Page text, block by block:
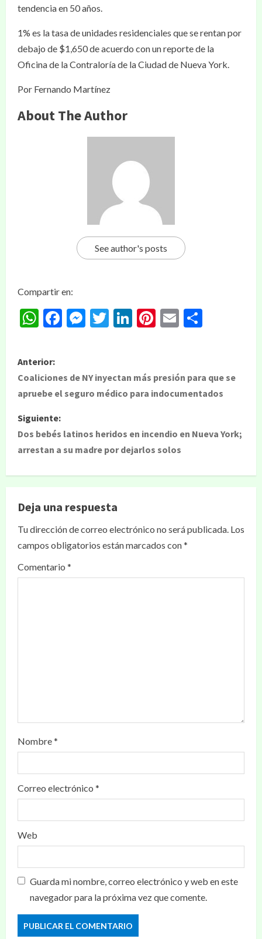
tendencia en 50 años.
1% es la tasa de unidades residenciales que se rentan por
debajo de $1,650 de acuerdo con un reporte de la
Oficina de la Contraloría de la Ciudad de Nueva York.
Por Fernando Martínez
About The Author
See author's posts
Compartir en:
WhatsApp
Facebook
Messenger
Twitter
LinkedIn
Pinterest
Email
Anterior:
Coaliciones de NY inyectan más presión para que se
apruebe el seguro médico para indocumentados
Siguiente:
Dos bebés latinos heridos en incendio en Nueva York;
arrestan a su madre por dejarlos solos
Deja una respuesta
Tu dirección de correo electrónico no será publicada. Los
campos obligatorios están marcados con*
Comentario *
Nombre*
Correo electrónico *
Web
Guarda mi nombre, correo electrónico y web en este
navegador para la próxima vez que comente.